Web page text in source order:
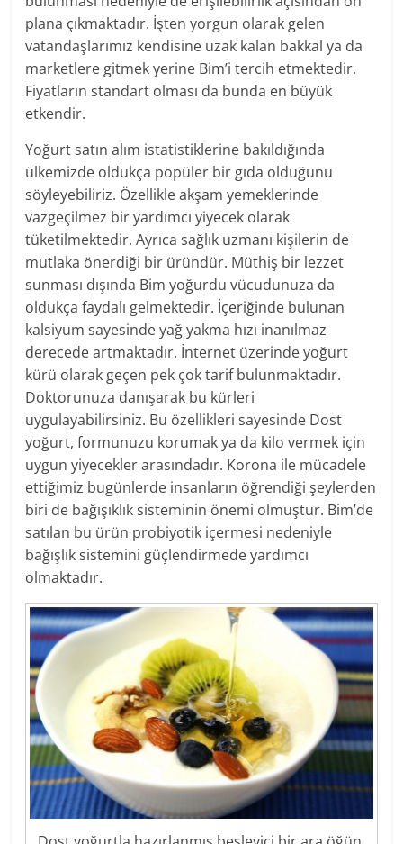
plana çıkmaktadır. İşten yorgun olarak gelen
vatandaşlarımız kendisine uzak kalan bakkal ya da
marketlere gitmek yerine Bim’i tercih etmektedir.
Fiyatların standart olması da bunda en büyük
etkendir.
Yoğurt satın alım istatistiklerine bakıldığında
ülkemizde oldukça popüler bir gıda olduğunu
söyleyebiliriz. Özellikle akşam yemeklerinde
vazgeçilmez bir yardımcı yiyecek olarak
tüketilmektedir. Ayrıca sağlık uzmanı kişilerin de
mutlaka önerdiği bir üründür. Müthiş bir lezzet
sunması dışında Bim yoğurdu vücudunuza da
oldukça faydalı gelmektedir. İçeriğinde bulunan
kalsiyum sayesinde yağ yakma hızı inanılmaz
derecede artmaktadır. İnternet üzerinde yoğurt
kürü olarak geçen pek çok tarif bulunmaktadır.
Doktorunuza danışarak bu kürleri
uygulayabilirsiniz. Bu özellikleri sayesinde Dost
yoğurt, formunuzu korumak ya da kilo vermek için
uygun yiyecekler arasındadır. Korona ile mücadele
ettiğimiz bugünlerde insanların öğrendiği şeylerden
biri de bağışıklık sisteminin önemi olmuştur. Bim’de
satılan bu ürün probiyotik içermesi nedeniyle
bağışlık sistemini güçlendirmede yardımcı
olmaktadır.